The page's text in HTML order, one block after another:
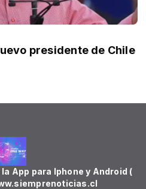
presidente de Chile
App para Iphone y Android (